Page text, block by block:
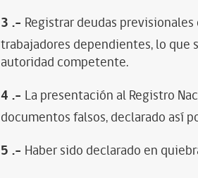
3 .- Registrar deudas
trabajadores dependientes, lo
autoridad competente.
4 .- La presentación al Registro
documentos falsos, declarado así
5 .- Haber sido declarado en